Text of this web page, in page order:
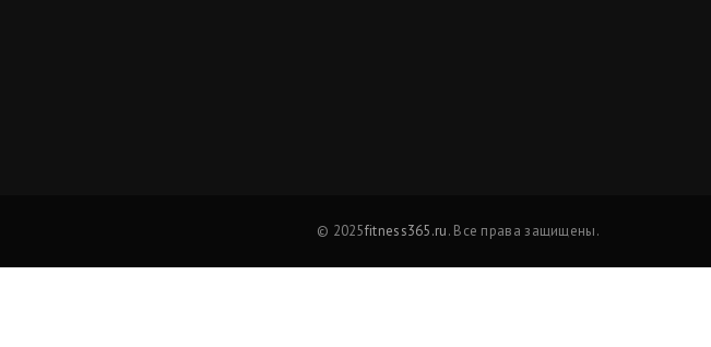
© 2025fitness365.ru. Все права защищены.